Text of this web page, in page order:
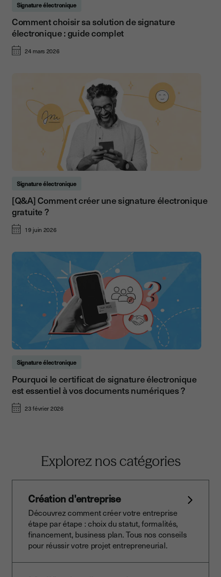
Signature électronique
Comment choisir sa solution de signature
électronique : guide complet
24 mars 2026
Signature électronique
[Q&A] Comment créer une signature électronique
gratuite ?
19 juin 2026
Signature électronique
Pourquoi le certificat de signature électronique
est essentiel à vos documents numériques ?
23 février 2026
Explorez nos catégories
Création d'entreprise
Découvrez comment créer votre entreprise
étape par étape : choix du statut, formalités,
financement, business plan. Tous nos conseils
pour réussir votre projet entrepreneurial.